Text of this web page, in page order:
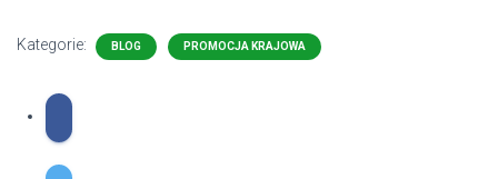
Kategorie: BLOG PROMOCJA KRAJOWA